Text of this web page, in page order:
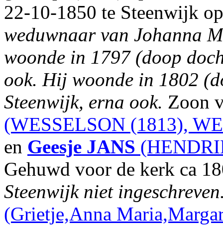
22-10-1850 te Steenwijk
weduwnaar van Johanna
woonde in 1797 (doop
ook. Hij woonde in 1802
Steenwijk, erna ook. Zoon
(WESSELSON (1813),
en Geesje JANS
Gehuwd voor de kerk ca
Steenwijk niet
(Grietje,Anna